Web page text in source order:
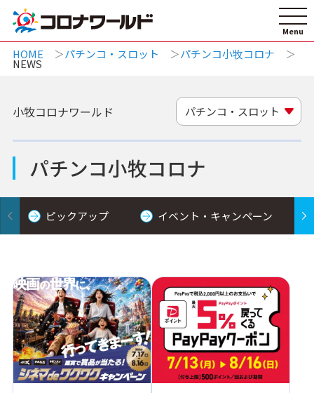
HOME パチンコ・スロット パチンコ小牧コロナ
NEWS
パチンコ小牧コロナ
小牧コロナワールド パチンコ・スロット
ピックアップ イベント・キャンペーン